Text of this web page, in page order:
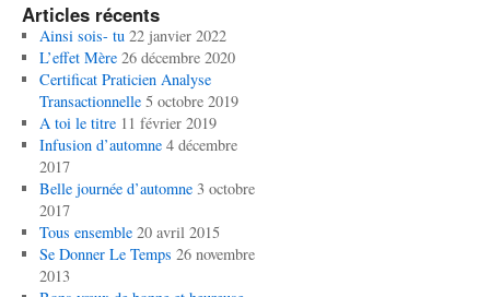
Articles récents
Ainsi sois- tu 22 janvier 2022
L’effet Mère 26 décembre 2020
Certificat Praticien Analyse
Transactionnelle 5 octobre 2019
A toi le titre 11 février 2019
Infusion d’automne 4 décembre
2017
Belle journée d’automne 3 octobre
2017
Tous ensemble 20 avril 2015
Se Donner Le Temps 26 novembre
2013